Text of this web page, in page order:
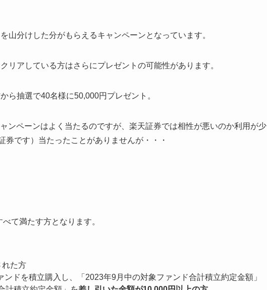
山分けした分がもらえるキャンペーンとなっています。
リアしている方はさらにプレゼントの可能性があります。
抽選で40名様に50,000円プレゼント。
ンペーンはよく当たるのですが、楽天証券では相性が悪いのか利用が少
です）当たったことがありませんが・・・
て満たす方となります。
れた方
ンドを積立購入し、「2023年9月中の対象ファンド合計積立約定金額」